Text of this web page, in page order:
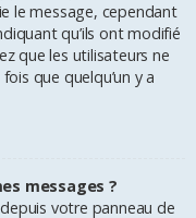
le message, cependant
qu’ils ont modifié
que les utilisateurs ne
que quelqu’un y a
messages ?
votre panneau de